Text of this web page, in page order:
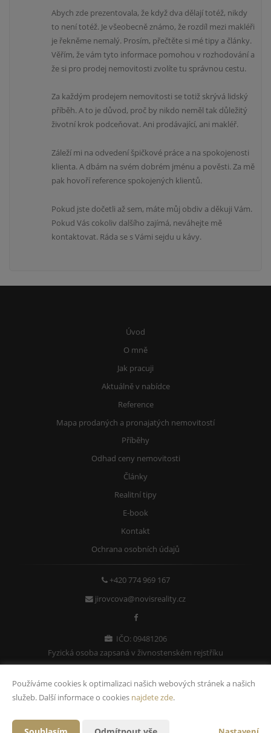
Abych zde prezentovala, že když dva dělají totéž, nikdy
to není totéž. Je všeobecně známo, že rozdíl mezi makléři
je řekněme nemalý. Prosím, přečtěte si mé tipy a články.
Věřím, že vám tyto informace pomohou v rozhodování a
že si pro prodej nemovitosti zvolíte tu správnou cestu.
Za každým prodejem nemovitosti se totiž skrývá lidský
příběh. A to je důvod, proč by nikdo neměl tak důležitý
životní krok podceňovat. Ani prodávající, ani makléř.
Záleží mi na odvedení špičkové práce a na spokojenosti
klienta. A dbám na svém dobrém jménu a pověsti. Za mě
pak hovoří reference spokojených klientů.
Pokud jste dočetli až sem, máte můj obdiv a děkuji Vám.
Pokud Vás cokoliv dalšího zajímá, neváhejte mě
kontaktovat. Ráda se s Vámi sejdu u kávy.
Úvod
O mně
Jak pracuji
Aktuálně v nabídce
Reference
Mapa prodaných a pronajatých nemovitostí
Příběhy
Odhad ceny nemovitosti
Články
Realitní tipy
E-book
Kontakt
Ochrana osobních údajů
+420 774 969 167
jirovcova@novisreality.cz
IČO: 09481206
Fyzická osoba zapsaná v živnostenském rejstříku
Vytvořeno v systému
Používáme cookies k optimalizaci našich webových stránek a našich
služeb. Další informace o cookies najdete zde.